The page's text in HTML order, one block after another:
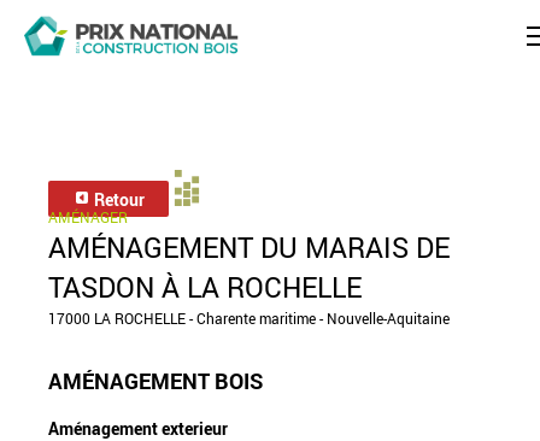
Retour
AMÉNAGER
AMÉNAGEMENT DU MARAIS DE
TASDON À LA ROCHELLE
17000 LA ROCHELLE - Charente maritime - Nouvelle-Aquitaine
AMÉNAGEMENT BOIS
Aménagement exterieur